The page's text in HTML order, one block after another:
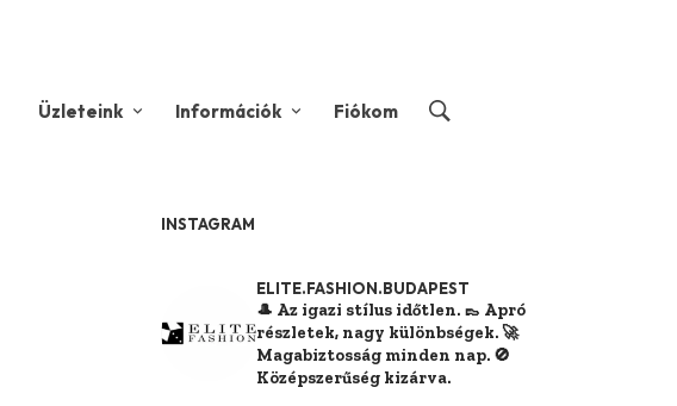
Üzleteink Információk Fiókom
INSTAGRAM
ELITE.FASHION.BUDAPEST
🎩 Az igazi stílus időtlen. 👞 Apró
részletek, nagy különbségek.🚀
Magabiztosság minden nap. 🚫
Középszerűség kizárva.